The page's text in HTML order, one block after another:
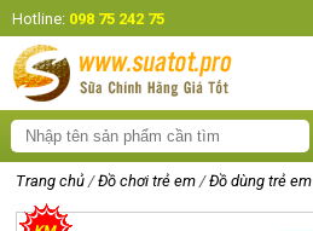
Hotline: 098 75 242 75
Trang chủ / Đồ chơi trẻ em / Đồ dùng trẻ em